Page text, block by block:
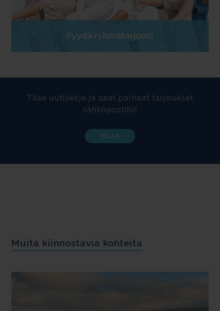
Pyydä ryhmätarjous!
Tilaa uutiskirje ja saat parhaat tarjoukset
sähköpostiisi!
TILAA
Muita kiinnostavia kohteita